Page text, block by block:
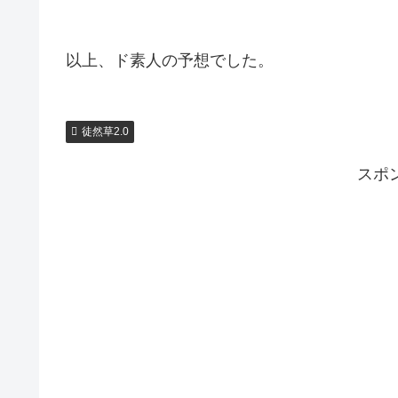
以上、ド素人の予想でした。
徒然草2.0
スポ